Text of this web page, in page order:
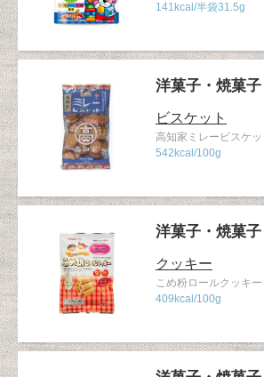
141kcal/半袋31.5g
洋菓子・焼菓子
ビスケット
高知家ミレービスケ
542kcal/100g
洋菓子・焼菓子
クッキー
こめ粉ロールクッキ
409kcal/100g